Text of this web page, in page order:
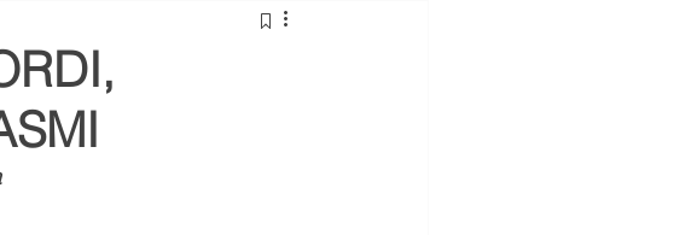
ti consiglio un libro
della natura